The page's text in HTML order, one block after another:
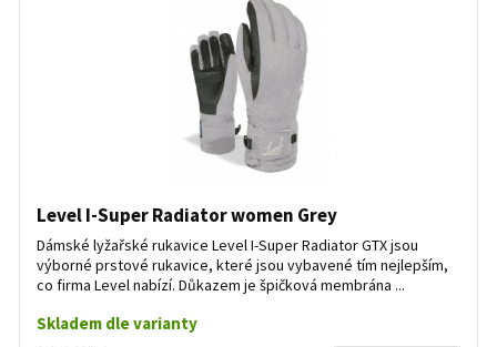
Level I-Super Radiator women Grey
Dámské lyžařské rukavice Level I-Super Radiator GTX jsou
výborné prstové rukavice, které jsou vybavené tím nejlepším,
co firma Level nabízí. Důkazem je špičková membrána ...
Skladem dle varianty